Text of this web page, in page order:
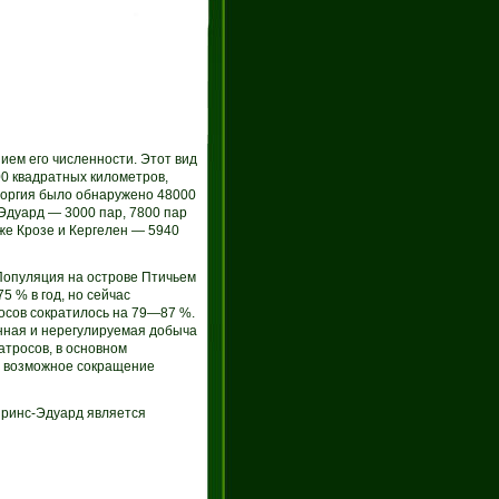
его численности. Этот вид
квадратных километров,
было обнаружено 48000
— 3000 пар, 7800 пар
Крозе и Кергелен — 5940
на острове Птичьем
% в год, но сейчас
сократилось на 79—87 %.
и нерегулируемая добыча
в основном
возможное сокращение
Эдуард является